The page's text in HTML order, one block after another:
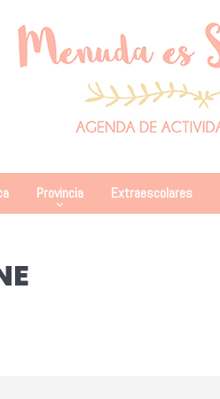
Provincia Extraescolares